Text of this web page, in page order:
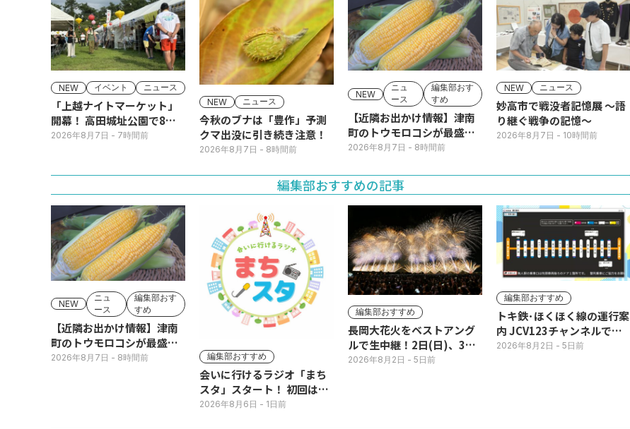
NEW イベント ニュース
「上越ナイトマーケット」
開幕！ 高田城址公園で8日
(土)まで
2026年8月7日 - 7時間前
NEW ニュース
今秋のブナは「豊作」予測
クマ出没に引き続き注意！
2026年8月7日 - 8時間前
NEW
ニュ
ース
編集部おす
すめ
【近隣お出かけ情報】津南
町のトウモロコシが最盛
期！国道ロードサイドの直
2026年8月7日 - 8時間前
NEW ニュース
妙高市で戦没者記憶展 ～語
り継ぐ戦争の記憶～
2026年8月7日 - 10時間前
編集部おすすめの記事
NEW
ニュ
ース
編集部おす
すめ
【近隣お出かけ情報】津南
町のトウモロコシが最盛
期！国道ロードサイドの直
2026年8月7日 - 8時間前 編集部おすすめ
会いに行けるラジオ「まち
スタ」スタート！ 初回は11
日(火･祝) 公開生放送
2026年8月6日 - 1日前
編集部おすすめ
長岡大花火をベストアング
ルで生中継！2日(日)、3日
(月)
2026年8月2日 - 5日前
編集部おすすめ
トキ鉄･ほくほく線の運行案
内 JCV123チャンネルで平
日毎朝表示
2026年8月2日 - 5日前